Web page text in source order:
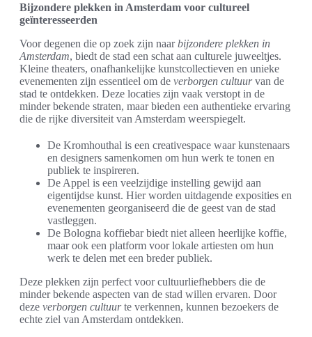
Bijzondere plekken in Amsterdam voor cultureel
geïnteresseerden
Voor degenen die op zoek zijn naarbijzondere plekken in
Amsterdam, biedt de stad een schat aan culturele juweeltjes.
Kleine theaters, onafhankelijke kunstcollectieven en unieke
evenementen zijn essentieel om de verborgen cultuurvan de
stad te ontdekken. Deze locaties zijn vaak verstopt in de
minder bekende straten, maar bieden een authentieke ervaring
die de rijke diversiteit van Amsterdam weerspiegelt.
De Kromhouthal is een creativespace waar kunstenaars
en designers samenkomen om hun werk te tonen en
publiek te inspireren.
De Appel is een veelzijdige instelling gewijd aan
eigentijdse kunst. Hier worden uitdagende exposities en
evenementen georganiseerd die de geest van de stad
vastleggen.
De Bologna koffiebar biedt niet alleen heerlijke koffie,
maar ook een platform voor lokale artiesten om hun
werk te delen met een breder publiek.
Deze plekken zijn perfect voor cultuurliefhebbers die de
minder bekende aspecten van de stad willen ervaren. Door
deze verborgen cultuurte verkennen, kunnen bezoekers de
echte ziel van Amsterdam ontdekken.